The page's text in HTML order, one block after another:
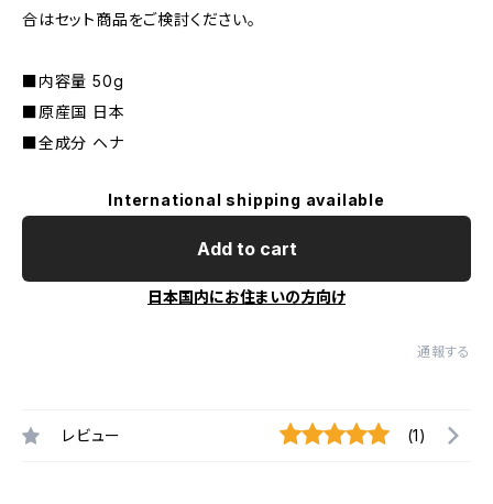
合はセット商品をご検討ください。
■内容量 50g
■原産国 日本
■全成分 ヘナ
International shipping available
Add to cart
日本国内にお住まいの方向け
通報する
レビュー (1)